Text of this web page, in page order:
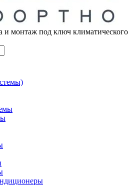
и монтаж под ключ климатического